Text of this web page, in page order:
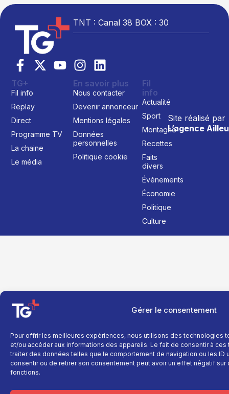
Gérer le consentement
Pour offrir les meilleures expériences, nous utilisons des technologies
et/ou accéder aux informations des appareils. Le fait de consentir à
traiter des données telles que le comportement de navigation ou les ID
consentir ou de retirer son consentement peut avoir un effet négatif
fonctions.
TNT : Canal 38 BOX : 30
Site réalisé par
L’agence
TG+
Fil info
Replay
Direct
Programme TV
La chaine
Le média
En savoir plus
Nous contacter
Devenir annonceur
Mentions légales
Données
personnelles
Politique cookie
Fil
info
Actualité
Sport
Montagne
Recettes
Faits
divers
Événements
Économie
Politique
Culture